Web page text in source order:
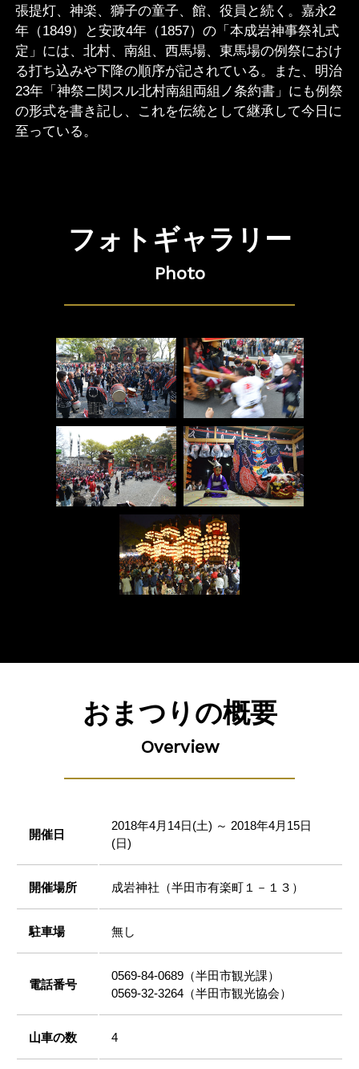
張提灯、神楽、獅子の童子、館、役員と続く。嘉永2
年（1849）と安政4年（1857）の「本成岩神事祭礼式
定」には、北村、南組、西馬場、東馬場の例祭におけ
る打ち込みや下降の順序が記されている。また、明治
23年「神祭ニ関スル北村南組両組ノ条約書」にも例祭
の形式を書き記し、これを伝統として継承して今日に
至っている。
フォトギャラリー
Photo
おまつりの概要
Overview
開催日
2018年4月14日(土) ～ 2018年4月15日
(日)
開催場所 成岩神社（半田市有楽町１－１３）
駐車場 無し
電話番号
0569-84-0689（半田市観光課）
0569-32-3264（半田市観光協会）
山車の数 4